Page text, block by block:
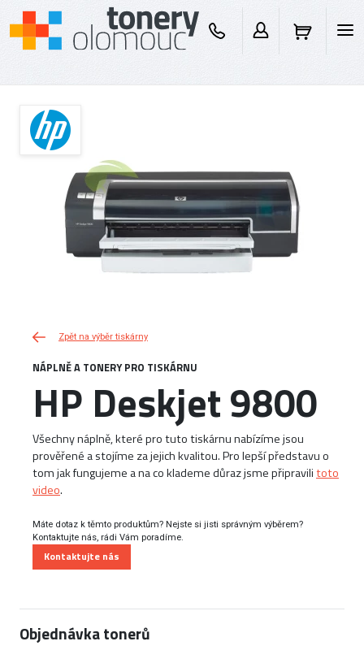
Zpět na výběr tiskárny
NÁPLNĚ A TONERY PRO TISKÁRNU
HP Deskjet 9800
Všechny náplně, které pro tuto tiskárnu nabízíme jsou
prověřené a stojíme za jejich kvalitou. Pro lepší představu o
tom jak fungujeme a na co klademe důraz jsme připravilitoto
video.
Máte dotaz k těmto produktům? Nejste si jisti správným výběrem?
Kontaktujte nás, rádi Vám poradíme.
Kontaktujte nás
Objednávka tonerů